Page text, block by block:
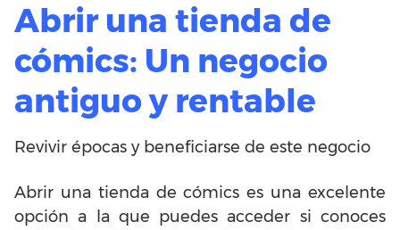
Abrir una tienda de
cómics: Un negocio
antiguo y rentable
Revivir épocas y beneficiarse de este negocio
Abrir una tienda de cómics es una excelente
opción a la que puedes acceder si conoces